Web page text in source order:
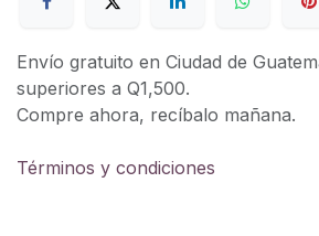
Envío gratuito en Ciudad de
superiores a Q1,500.
Compre ahora, recíbalo mañana.
Términos y condiciones